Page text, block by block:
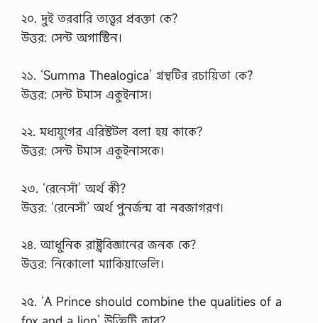
২০. দুই তরবারি তত্ত্বের প্রবক্তা কে?
উত্তর: সেন্ট অগাস্টিন।
২১. ‘Summa Thealogica’ গ্রন্থটির রচায়িতা কে?
উত্তর: সেন্ট টমাস একুইনাস।
২২. মধ্যযুগের এরিস্টটল বলা হয় কাকে?
উত্তর: সেন্ট টমাস একুইনাসকে।
২৩. ‘রেনেসাঁ’ অর্থ কী?
উত্তর: ‘রেনেসাঁ’ অর্থ পুনর্জন্ম বা নবজাগরণ।
২৪. আধুনিক রাষ্ট্রবিজ্ঞানের জনক কে?
উত্তর: নিকোলো ম্যাকিয়াভেলি।
২৫. ‘A Prince should combine the qualities of a